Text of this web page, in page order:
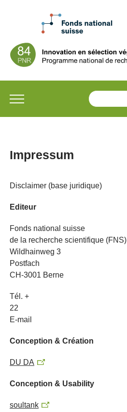
Impressum
​​Disclaimer (base juridique)
Editeur
Fonds national suisse
de la recherche scientifique (FNS)
Wildhainweg 3
Postfach
CH-3001 Berne
Tél. +
22
E-mail
Conception & Création
DU DA
Conception & Usability
soultank